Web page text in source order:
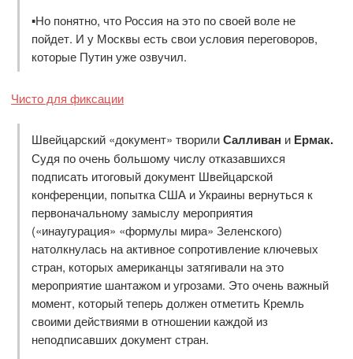
▪️Но понятно, что Россия на это по своей воле не
пойдет. И у Москвы есть свои условия переговоров,
которые Путин уже озвучил.
Чисто для фиксации
Швейцарский «документ» творилиСалливан и Ермак.
Судя по очень большому числу отказавшихся
подписать итоговый документ Швейцарской
конференции, попытка США и Украины вернуться к
первоначальному замыслу мероприятия
(«инаугурация» «формулы мира» Зеленского)
натолкнулась на активное сопротивление ключевых
стран, которых американцы затягивали на это
мероприятие шантажом и угрозами. Это очень важный
момент, который теперь должен отметить Кремль
своими действиями в отношении каждой из
неподписавших документ стран.